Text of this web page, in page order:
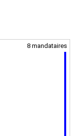
8 mandataires